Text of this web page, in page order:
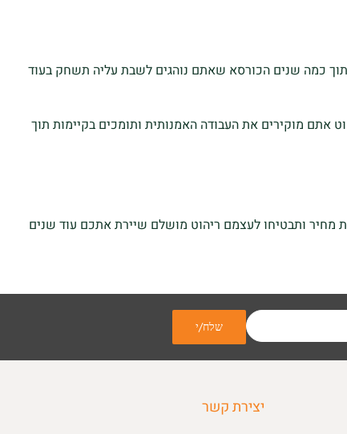
כמה שנים הכורסא שאתם נוהגים לשבת עליה תשחק בעוד
אתם מוקירים את העבודה האמנותית ותומכים בקיימות תוך
מחיר ותבטיחו לעצמם ריהוט מושלם שיירת אתכם עוד שנים
יצירת קשר